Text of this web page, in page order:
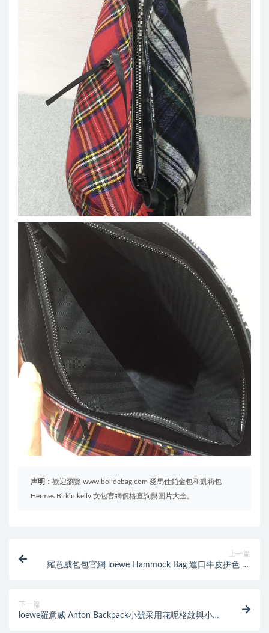
声明： 歡迎瀏覽 www.bolidebag.com 愛馬仕鉑金包和凱莉包
Hermes Birkin kelly 女包官網價格查詢與圖片大全。
上一篇
羅意威包包官網 loewe Hammock Bag 進口牛皮拼色 小
下一篇
loewe羅意威 Anton Backpack小號采用花呢格紋與小牛